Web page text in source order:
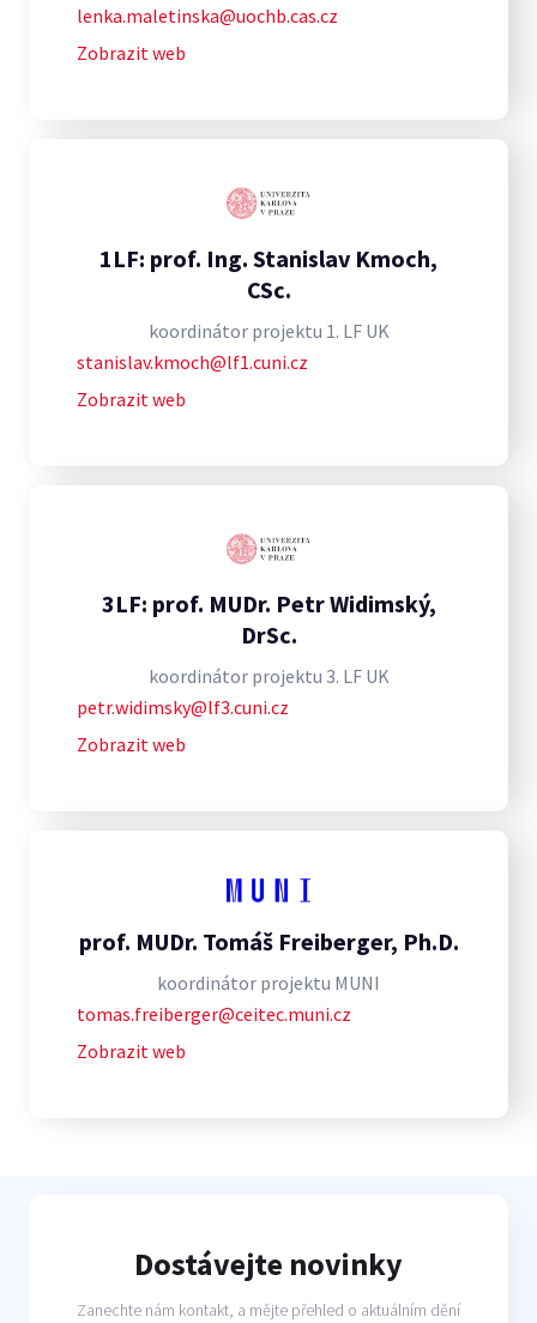
lenka.maletinska@uochb.cas.cz
Zobrazit web
1LF: prof. Ing. Stanislav Kmoch,
CSc.
koordinátor projektu 1. LF UK
stanislav.kmoch@lf1.cuni.cz
Zobrazit web
3LF: prof. MUDr. Petr Widimský,
DrSc.
koordinátor projektu 3. LF UK
petr.widimsky@lf3.cuni.cz
Zobrazit web
prof. MUDr. Tomáš Freiberger, Ph.D.
koordinátor projektu MUNI
tomas.freiberger@ceitec.muni.cz
Zobrazit web
Dostávejte novinky
Zanechte nám kontakt, a mějte přehled o aktuálním dění